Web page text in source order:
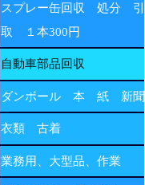
スプレー缶回収 処分 引
取 １本300円
自動車部品回収
ダンボール 本 紙 新聞
衣類 古着
業務用、大型品、作業